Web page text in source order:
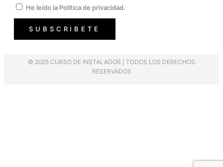
He leído la Política de privacidad.
SUBSCRIBETE
© 2025 CURSO DE INSTALADOR | TODOS LOS DERECHOS
RESERVADOS